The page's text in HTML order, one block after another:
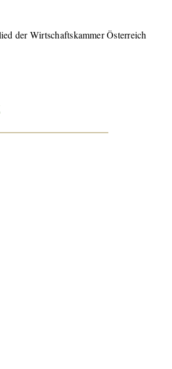
der Wirtschaftskammer Österreich